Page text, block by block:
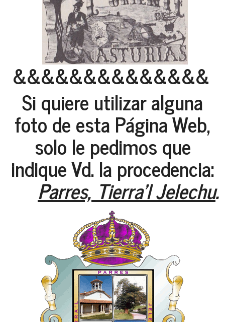
&&&&&&&&&&&&&&
Si quiere utilizar alguna
foto de esta Página Web,
solo le pedimos que
indique Vd. la procedencia:
Parres, Tierra'l Jelechu.